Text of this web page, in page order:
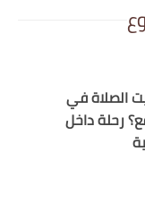
في
رحلة داخل